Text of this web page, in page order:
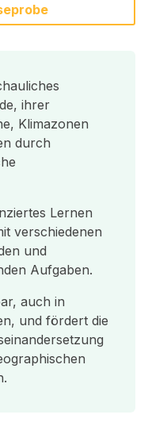
ihrer
Klimazonen
durch
Lernen
verschiedenen
und
Aufgaben.
auch in
und fördert die